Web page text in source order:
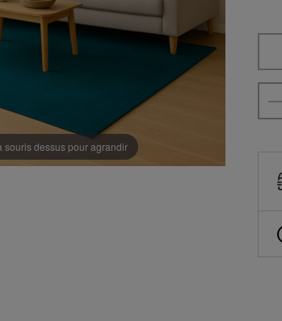
souris dessus pour agrandir